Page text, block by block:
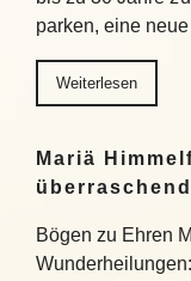
parken, eine
Weiterlesen
Mariä
Bögen zu Ehren